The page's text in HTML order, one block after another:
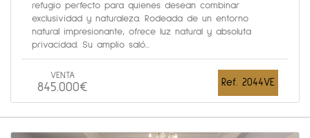
refugio perfecto para quienes desean combinar
exclusividad y naturaleza. Rodeada de un entorno
natural impresionante, ofrece luz natural y absoluta
privacidad. Su amplio saló...
VENTA
845.000€ Ref. 2044VE